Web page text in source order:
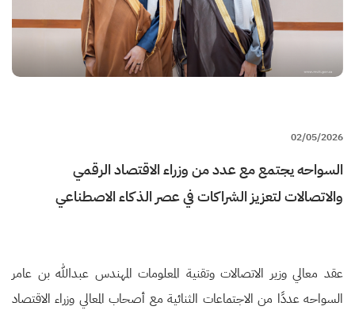
02/05/2026
السواحه يجتمع مع عدد من وزراء الاقتصاد الرقمي
والاتصالات لتعزيز الشراكات في عصر الذكاء الاصطناعي
عقد معالي وزير الاتصالات وتقنية المعلومات المهندس عبدالله بن عامر
السواحه عددًا من الاجتماعات الثنائية مع أصحاب المعالي وزراء الاقتصاد